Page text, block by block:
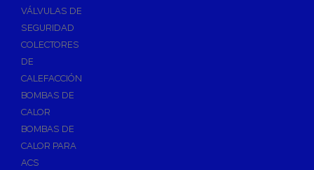
VÁLVULAS DE
SEGURIDAD
COLECTORES
DE
CALEFACCIÓN
BOMBAS DE
CALOR
BOMBAS DE
CALOR PARA
ACS